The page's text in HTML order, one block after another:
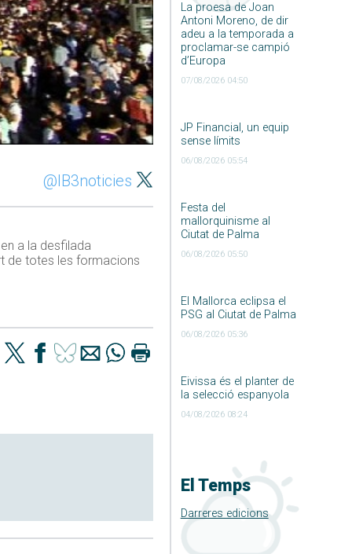
La proesa de Joan
Antoni Moreno, de dir
adeu a la temporada a
proclamar-se campió
d’Europa
07/08/2026 04:50
JP Financial, un equip
sense límits
06/08/2026 05:54
Festa del
mallorquinisme al
Ciutat de Palma
06/08/2026 05:50
El Mallorca eclipsa el
PSG al Ciutat de Palma
06/08/2026 05:36
Eivissa és el planter de
la selecció espanyola
04/08/2026 08:24
El Temps
Darreres edicions
@IB3noticies
a la desfilada
de totes les formacions